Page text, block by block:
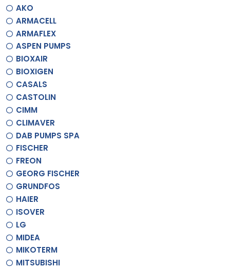
AKO
ARMACELL
ARMAFLEX
ASPEN PUMPS
BIOXAIR
BIOXIGEN
CASALS
CASTOLIN
CIMM
CLIMAVER
DAB PUMPS SPA
FISCHER
FREON
GEORG FISCHER
GRUNDFOS
HAIER
ISOVER
LG
MIDEA
MIKOTERM
MITSUBISHI